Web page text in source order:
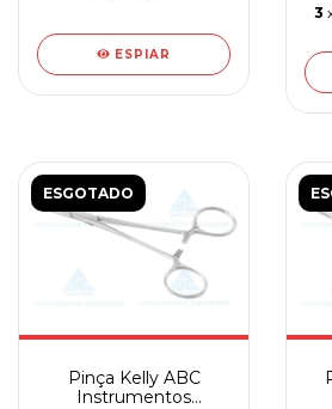
ESPIAR
3
ESGOTADO
Pinça Kelly ABC
Instrumentos